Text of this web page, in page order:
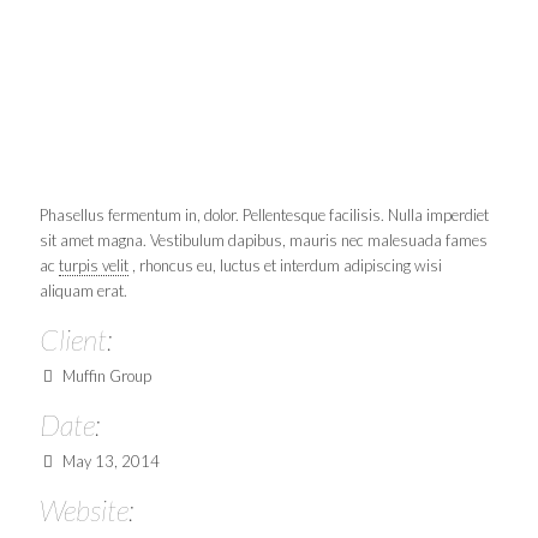
Phasellus fermentum in, dolor. Pellentesque facilisis. Nulla imperdiet
sit amet magna. Vestibulum dapibus, mauris nec malesuada fames
ac turpis velit , rhoncus eu, luctus et interdum adipiscing wisi
aliquam erat.
Client:
Muffin Group
Date:
May 13, 2014
Website: